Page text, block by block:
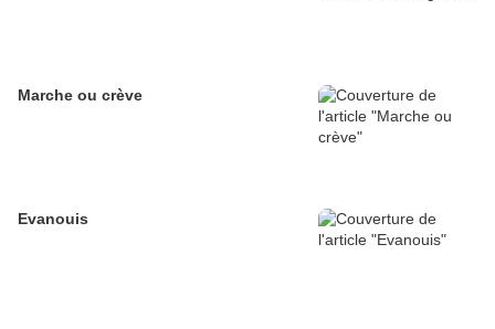
Marche ou crève
Evanouis